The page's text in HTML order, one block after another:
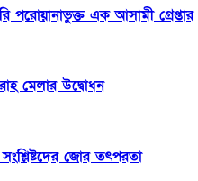
পরোয়ানাভুক্ত এক আসামী গ্রেপ্তার
মেলার উদ্বোধন
জোর তৎপরতা